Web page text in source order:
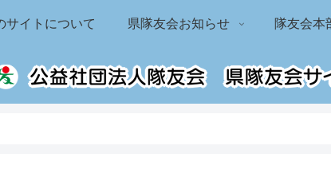
サイトについて 県隊友会お知らせ 隊友会本